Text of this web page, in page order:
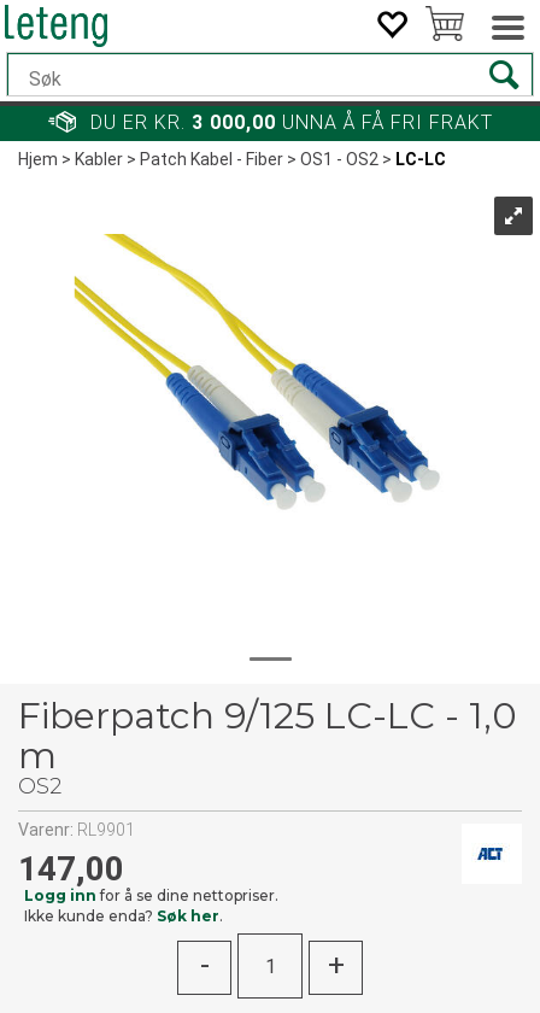
DU ER KR. 3 000,00 UNNA Å FÅ FRI FRAKT
Hjem>Kabler>Patch Kabel - Fiber>OS1 - OS2> LC-LC
Fiberpatch 9/125 LC-LC - 1,0
m
OS2
Varenr: RL9901
147,00
Logg inn for å se dine nettopriser.
Ikke kunde enda? Søk her.
- +